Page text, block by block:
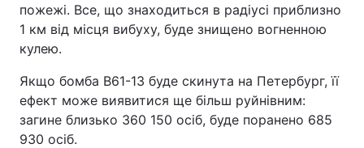
пожежі. Все, що знаходиться в радіусі приблизно
1 км від місця вибуху, буде знищено вогненною
кулею.
Якщо бомба B61-13 буде скинута на Петербург, її
ефект може виявитися ще більш руйнівним:
загине близько 360 150 осіб, буде поранено 685
930 осіб.